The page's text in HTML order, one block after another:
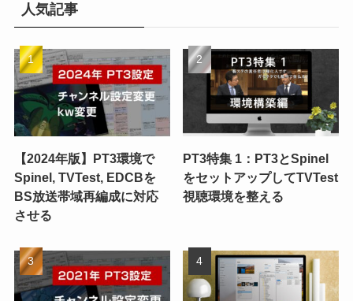
人気記事
【2024年版】PT3環境で
Spinel, TVTest, EDCBを
BS放送帯域再編成に対応
させる
PT3特集 1：PT3とSpinel
をセットアップしてTVTest
視聴環境を整える